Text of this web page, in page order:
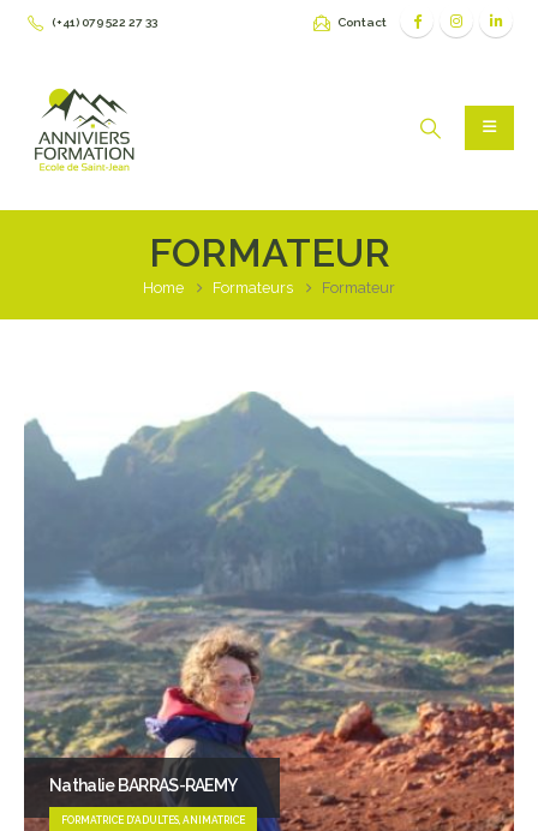
(+41) 079 522 27 33 Contact
FORMATEUR
Home Formateurs Formateur
Nathalie BARRAS-RAEMY
FORMATRICE D'ADULTES, ANIMATRICE